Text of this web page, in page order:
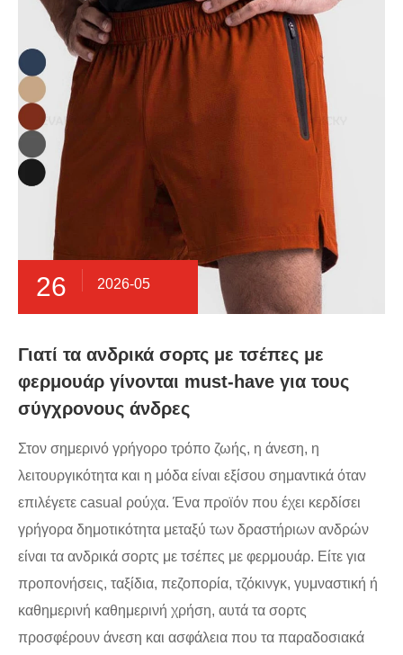
26 2026-05
Γιατί τα ανδρικά σορτς με τσέπες με
φερμουάρ γίνονται must-have για τους
σύγχρονους άνδρες
Στον σημερινό γρήγορο τρόπο ζωής, η άνεση, η
λειτουργικότητα και η μόδα είναι εξίσου σημαντικά όταν
επιλέγετε casual ρούχα. Ένα προϊόν που έχει κερδίσει
γρήγορα δημοτικότητα μεταξύ των δραστήριων ανδρών
είναι τα ανδρικά σορτς με τσέπες με φερμουάρ. Είτε για
προπονήσεις, ταξίδια, πεζοπορία, τζόκινγκ, γυμναστική ή
καθημερινή καθημερινή χρήση, αυτά τα σορτς
προσφέρουν άνεση και ασφάλεια που τα παραδοσιακά